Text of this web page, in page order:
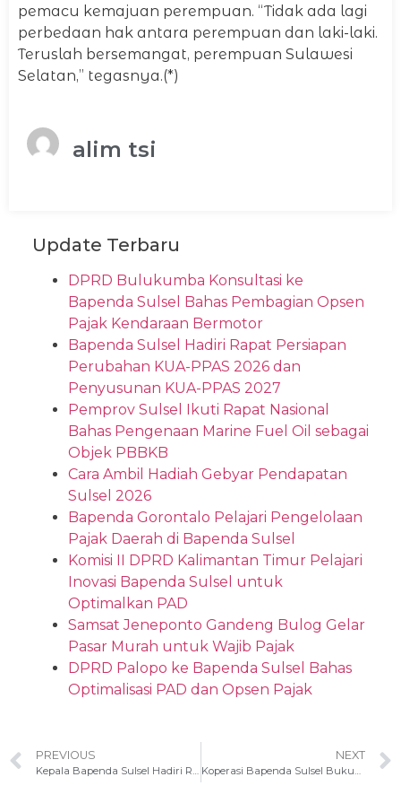
pemacu kemajuan perempuan. “Tidak ada lagi
perbedaan hak antara perempuan dan laki-laki.
Teruslah bersemangat, perempuan Sulawesi
Selatan,” tegasnya.(*)
alim tsi
Update Terbaru
DPRD Bulukumba Konsultasi ke
Bapenda Sulsel Bahas Pembagian Opsen
Pajak Kendaraan Bermotor
Bapenda Sulsel Hadiri Rapat Persiapan
Perubahan KUA-PPAS 2026 dan
Penyusunan KUA-PPAS 2027
Pemprov Sulsel Ikuti Rapat Nasional
Bahas Pengenaan Marine Fuel Oil sebagai
Objek PBBKB
Cara Ambil Hadiah Gebyar Pendapatan
Sulsel 2026
Bapenda Gorontalo Pelajari Pengelolaan
Pajak Daerah di Bapenda Sulsel
Komisi II DPRD Kalimantan Timur Pelajari
Inovasi Bapenda Sulsel untuk
Optimalkan PAD
Samsat Jeneponto Gandeng Bulog Gelar
Pasar Murah untuk Wajib Pajak
DPRD Palopo ke Bapenda Sulsel Bahas
Optimalisasi PAD dan Opsen Pajak
PREVIOUS NEXT